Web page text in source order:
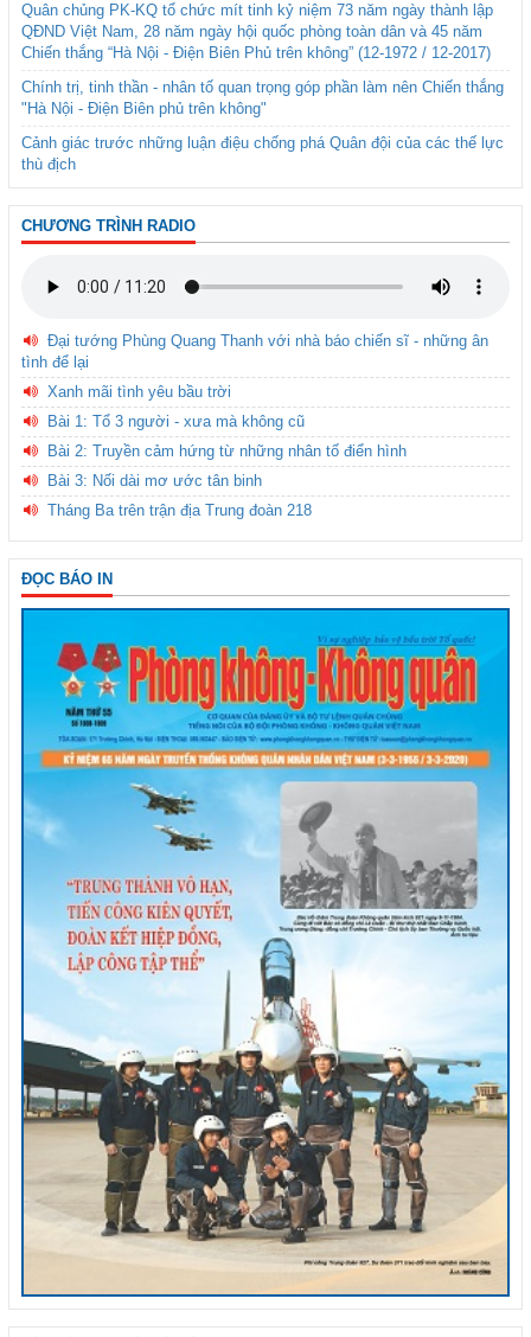
Quân chủng PK-KQ tổ chức mít tinh kỷ niệm 73 năm ngày thành lập
QĐND Việt Nam, 28 năm ngày hội quốc phòng toàn dân và 45 năm
Chiến thắng “Hà Nội - Điện Biên Phủ trên không” (12-1972 / 12-2017)
Chính trị, tinh thần - nhân tố quan trọng góp phần làm nên Chiến thắng
"Hà Nội - Điện Biên phủ trên không"
Cảnh giác trước những luận điệu chống phá Quân đội của các thế lực
thù địch
CHƯƠNG TRÌNH RADIO
Đại tướng Phùng Quang Thanh với nhà báo chiến sĩ - những ân
tình để lại
Xanh mãi tình yêu bầu trời
Bài 1: Tổ 3 người - xưa mà không cũ
Bài 2: Truyền cảm hứng từ những nhân tố điển hình
Bài 3: Nối dài mơ ước tân binh
Tháng Ba trên trận địa Trung đoàn 218
ĐỌC BÁO IN